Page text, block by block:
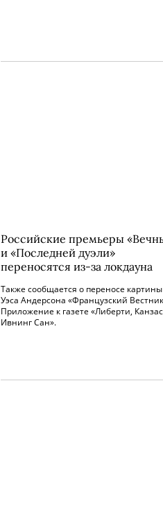
Российские премьеры
и «Последней дуэли»
переносятся из-за локдауна
Также сообщается о переносе картины
Уэса Андерсона «Французский
Приложение к газете «Либерти, Канзас
Ивнинг Сан».